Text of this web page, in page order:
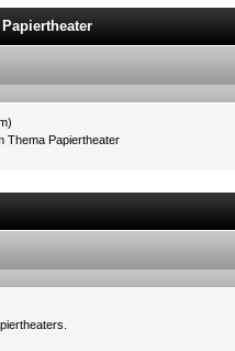
Thema Papiertheater